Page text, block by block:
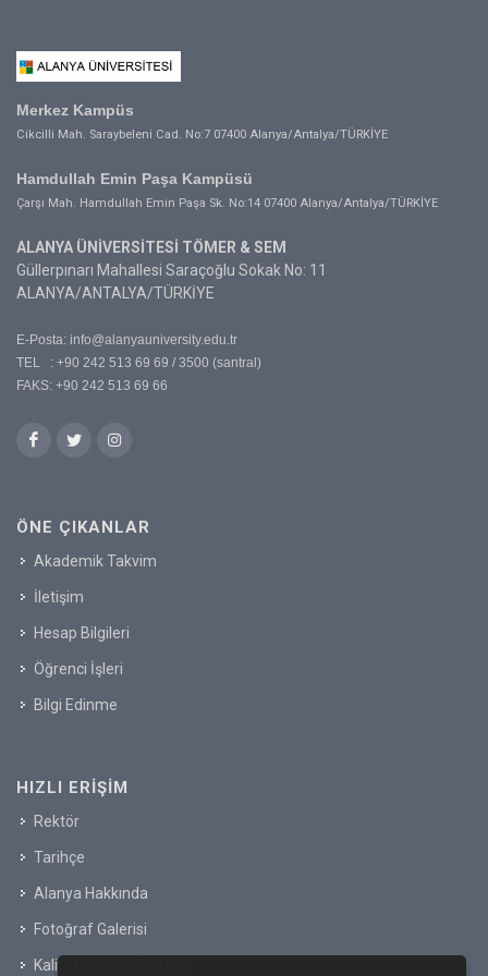
Merkez Kampüs
Cikcilli Mah. Saraybeleni Cad. No:7 07400 Alanya/Antalya/TÜRKİYE
Hamdullah Emin Paşa Kampüsü
Çarşı Mah. Hamdullah Emin Paşa Sk. No:14 07400 Alanya/Antalya/TÜRKİYE
ALANYA ÜNİVERSİTESİ TÖMER & SEM
Güllerpınarı Mahallesi Saraçoğlu Sokak No: 11
ALANYA/ANTALYA/TÜRKİYE
E-Posta: info@alanyauniversity.edu.tr
TEL : +90 242 513 69 69 / 3500 (santral)
FAKS: +90 242 513 69 66
ÖNE ÇIKANLAR
Akademik Takvim
İletişim
Hesap Bilgileri
Öğrenci İşleri
Bilgi Edinme
HIZLI ERIŞIM
Rektör
Tarihçe
Alanya Hakkında
Fotoğraf Galerisi
Kalite Güvence Sistemi